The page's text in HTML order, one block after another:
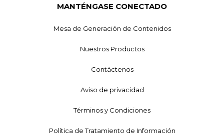
MANTÉNGASE CONECTADO
Mesa de Generación de Contenidos
Nuestros Productos
Contáctenos
Aviso de privacidad
Términos y Condiciones
Política de Tratamiento de Información